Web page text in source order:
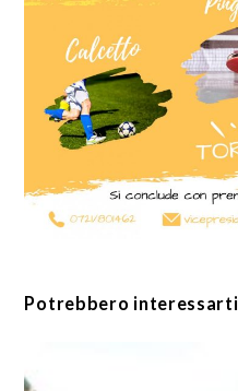
Potrebbero interessarti